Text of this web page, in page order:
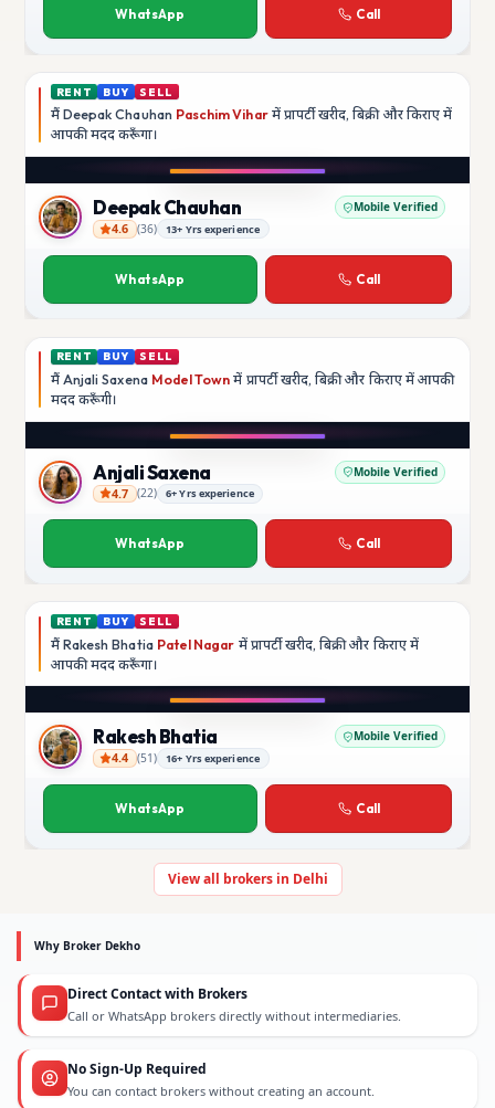
WhatsApp Call
RENT BUY SELL
मैं Deepak Chauhan Paschim Viharमें प्रापर्टी खरीद, बिक्री और किराए में
आपकी मददकरूँगा।
Deepak Chauhan
Deepak Chauhan Mobile Verified
4.6 (36) 13+ Yrs experience
WhatsApp Call
RENT BUY SELL
मैं Anjali Saxena Model Town में प्रापर्टी खरीद, बिक्री और किराए में आपकी
मददकरूँगी।
Anjali Saxena
Anjali Saxena Mobile Verified
4.7 (22) 6+ Yrs experience
WhatsApp Call
RENT BUY SELL
मैं Rakesh Bhatia Patel Nagar में प्रापर्टी खरीद, बिक्री और किराए में
आपकी मददकरूँगा।
Rakesh Bhatia
Rakesh Bhatia Mobile Verified
4.4 (51) 16+ Yrs experience
WhatsApp Call
View all brokers in Delhi
Why Broker Dekho
Direct Contact with Brokers
Call or WhatsApp brokers directly without intermediaries.
No Sign-Up Required
You can contact brokers without creating an account.